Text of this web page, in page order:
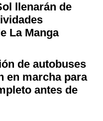
llenarán de
La Manga
de autobuses
en marcha para
antes de